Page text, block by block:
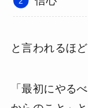
と言われるほ
「最初にやる